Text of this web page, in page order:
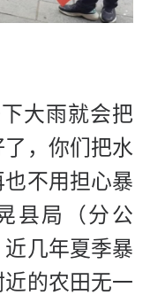
大雨就会把
，你们把水
不用担心暴
县局（分公
几年夏季暴
的农田无一